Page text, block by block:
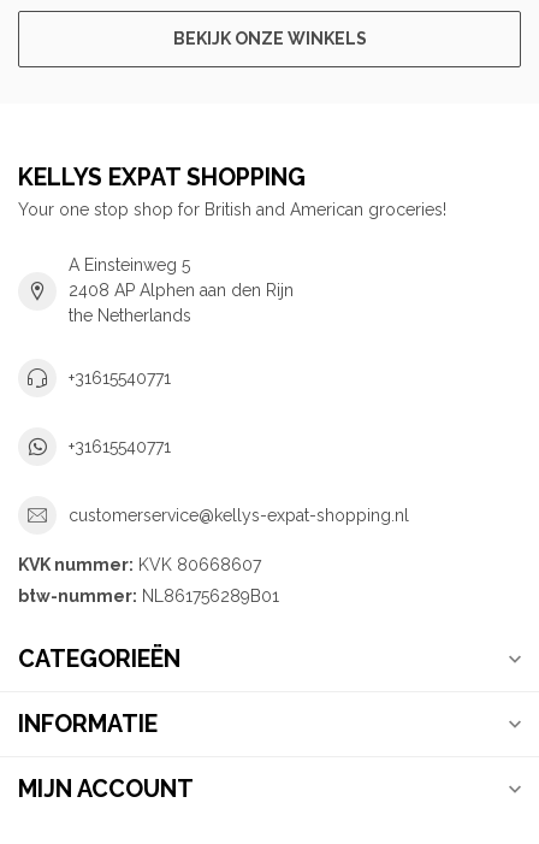
BEKIJK ONZE WINKELS
KELLYS EXPAT SHOPPING
Your one stop shop for British and American groceries!
A Einsteinweg 5
2408 AP Alphen aan den Rijn
the Netherlands
+31615540771
+31615540771
customerservice@kellys-expat-shopping.nl
KVK nummer: KVK 80668607
btw-nummer: NL861756289B01
CATEGORIEËN
INFORMATIE
MIJN ACCOUNT